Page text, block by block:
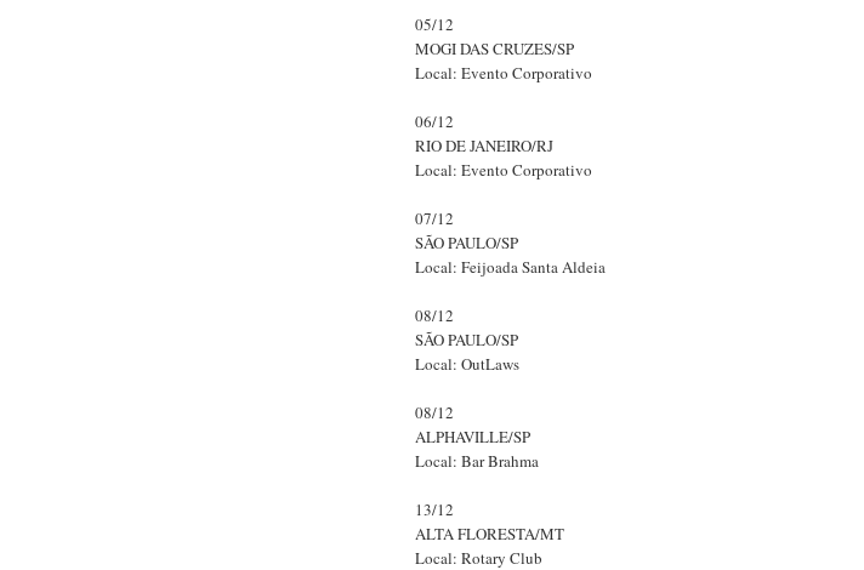
05/12
MOGI DAS CRUZES/SP
Local: Evento Corporativo
06/12
RIO DE JANEIRO/RJ
Local: Evento Corporativo
07/12
SÃO PAULO/SP
Local: Feijoada Santa Aldeia
08/12
SÃO PAULO/SP
Local: OutLaws
08/12
ALPHAVILLE/SP
Local: Bar Brahma
13/12
ALTA FLORESTA/MT
Local: Rotary Club